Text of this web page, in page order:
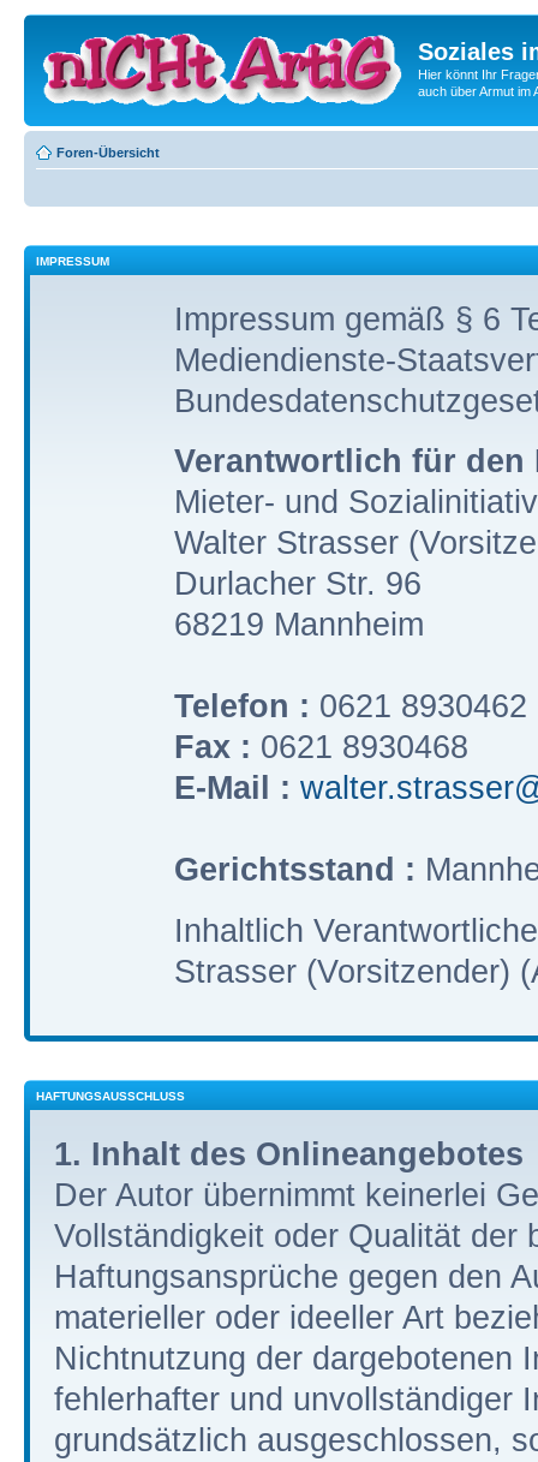
Soziales
Hier könnt Ihr
auch über Armut im
Foren-Übersicht
IMPRESSUM
Impressum gemäß § 6
Mediendienste-
Verantwortlich für den
Mieter- und
Walter Strasser
Durlacher Str. 96
68219 Mannheim
Telefon : 0621 8930462
Fax : 0621 8930468
E-Mail :
Gerichtsstand :
Inhaltlich
Strasser (Vorsitzender)
HAFTUNGSAUSSCHLUSS
1. Inhalt des Onlineangebotes
Der Autor übernimmt keinerlei
Vollständigkeit oder Qualität der
Haftungsansprüche gegen den
materieller oder ideeller Art
Nichtnutzung der dargebotenen
fehlerhafter und unvollständiger
grundsätzlich ausgeschlossen,